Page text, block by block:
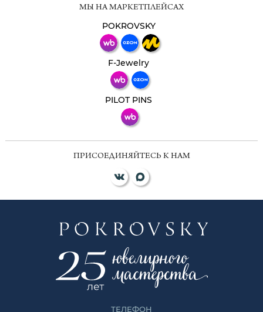
МЫ НА МАРКЕТПЛЕЙСАХ
POKROVSKY
F-Jewelry
PILOT PINS
ПРИСОЕДИНЯЙТЕСЬ К НАМ
ТЕЛЕФОН